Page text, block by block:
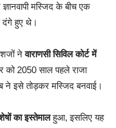
मस्जिद के बीच एक
दंगे हुए थे।
नेवाराणसी सिविल कोर्ट में
को 2050 साल पहले राजा
ने इसे तोड़कर मस्जिद बनवाई।
का इस्तेमालहुआ, इसलिए यह